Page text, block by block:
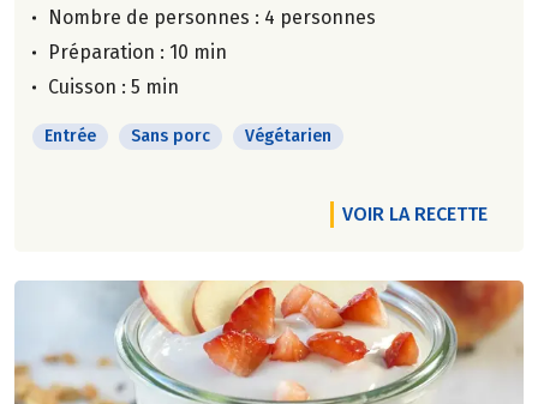
Nombre de personnes : 4 personnes
Préparation : 10 min
Cuisson : 5 min
Entrée Sans porc Végétarien
VOIR LA RECETTE